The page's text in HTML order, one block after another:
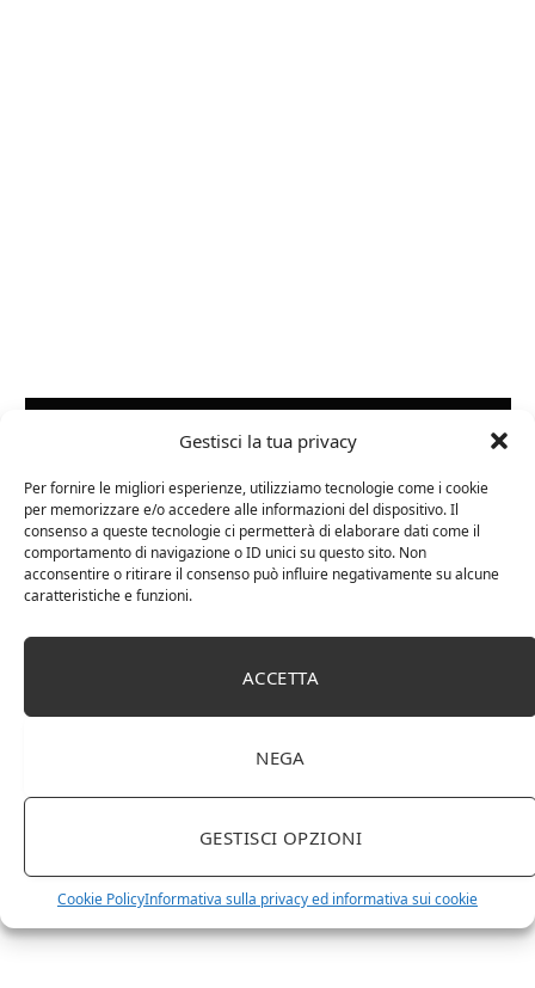
Gestisci la tua privacy
Per fornire le migliori esperienze, utilizziamo tecnologie come i cookie
per memorizzare e/o accedere alle informazioni del dispositivo. Il
consenso a queste tecnologie ci permetterà di elaborare dati come il
comportamento di navigazione o ID unici su questo sito. Non
acconsentire o ritirare il consenso può influire negativamente su alcune
caratteristiche e funzioni.
ACCETTA
NEGA
GESTISCI OPZIONI
Cookie PolicyInformativa sulla privacy ed informativa sui cookie
24 FEBBRAIO 2025
Distillati di frutta africani
27 AGOSTO 2024
La Champagnerie: vini, bollicine, champagne,
Differenza tra brandy e cognac: tutte le
6 MARZO 2024
Differenza tra whisky scozzese e whiskey
irlandesi